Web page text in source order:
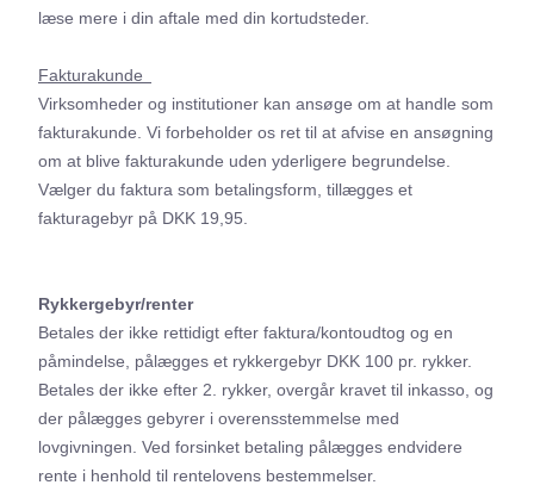
læse mere i din aftale med din kortudsteder.
Fakturakunde
Virksomheder og institutioner kan ansøge om at handle som
fakturakunde. Vi forbeholder os ret til at afvise en ansøgning
om at blive fakturakunde uden yderligere begrundelse.
Vælger du faktura som betalingsform, tillægges et
fakturagebyr på DKK 19,95.
Rykkergebyr/renter
Betales der ikke rettidigt efter faktura/kontoudtog og en
påmindelse, pålægges et rykkergebyr DKK 100 pr. rykker.
Betales der ikke efter 2. rykker, overgår kravet til inkasso, og
der pålægges gebyrer i overensstemmelse med
lovgivningen. Ved forsinket betaling pålægges endvidere
rente i henhold til rentelovens bestemmelser.